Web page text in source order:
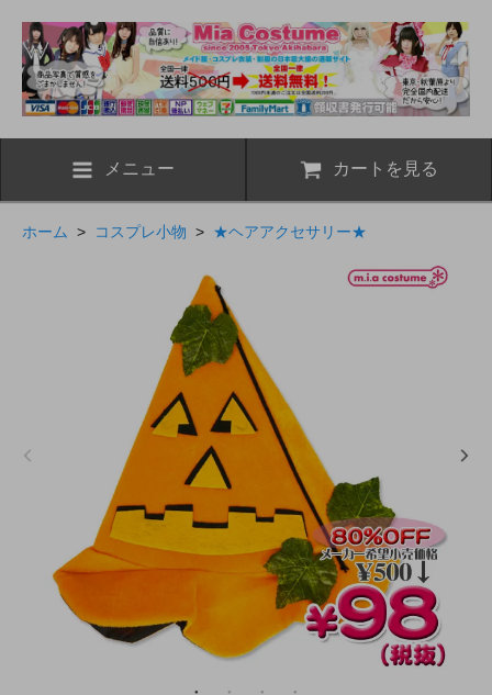
メニュー カートを見る
ホーム > コスプレ小物 > ★ヘアアクセサリー★